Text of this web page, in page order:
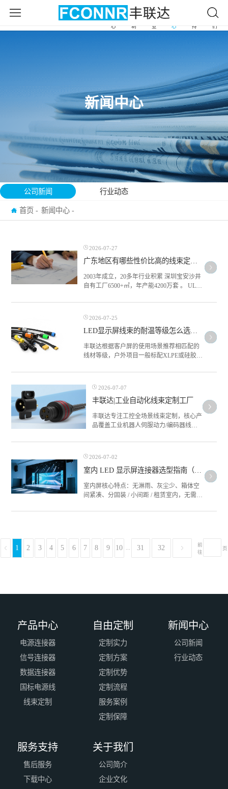
首
页
产
品
中
心
由
定
制
用
行
业
心
持
于
我
们
新闻中心
公司新闻 行业动态
首页 新闻中心
2026-07-27
广东地区有哪些性价比高的线束定制厂家推荐？
2003年成立，20多年行业积累 深圳宝安沙井
自有工厂6500+㎡，年产能4200万套 。 UL、
ISO9001 + GJB9001C体系 ， 服务过利亚德、
洲明科技、艾比森等LED显示头部企业及工
业自动化、机器人，新能源等多家公司 ， 自
主防水连接器产品线（FA/FN/FE/FD系列）
2026-07-25
LED显示屏线束的耐温等级怎么选？室内和户外要求差多少？
丰联达根据客户屏的使用场景推荐相匹配的
线材等级，户外项目一般标配XLPE或硅胶
后期维修费用远不止这个数。
2026-07-07
丰联达|工业自动化线束定制工厂
丰联达专注工控全场景线束定制，核心产
品覆盖工业机器人伺服动力/编码器线束
器线束、PLC控制柜成套线束、AGV耐
2026-07-02
室内 LED 显示屏连接器选型指南（丰联达 FCONNR 专属方案）
室内屏核心特点：无淋雨、灰尘少、箱体空
间紧凑、分固装 / 小间距 / 租赁室内，无需超
信号干扰，分电源连接器、信号连接器两大
1 2 3 4 5 6 7 8 9 10 ... 31 32
前
往
页
产品中心
电源连接器
信号连接器
数据连接器
国标电源线
线束定制
自由定制
定制实力
定制方案
定制优势
定制流程
服务案例
定制保障
新闻中心
公司新闻
行业动态
服务支持
售后服务
下载中心
关于我们
公司简介
企业文化